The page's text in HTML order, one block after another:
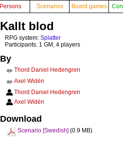
Persons Scenarios Board games
Kallt blod
RPG system: Splatter
Participants: 1 GM, 4 players
By
✏️ Thord Daniel Hedengren
✏️ Axel Widén
Thord Daniel Hedengren
Axel Widén
Download
Scenario [Swedish] (0.9 MB)